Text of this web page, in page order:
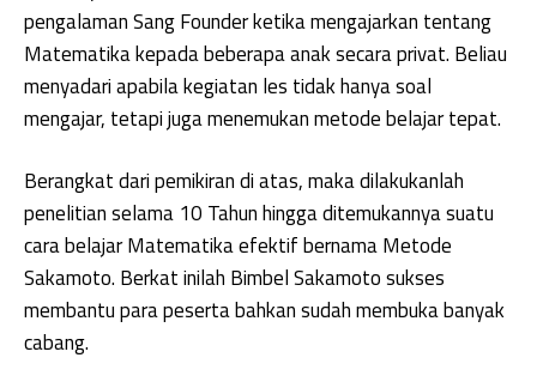
pengalaman Sang Founder ketika mengajarkan tentang
Matematika kepada beberapa anak secara privat. Beliau
menyadari apabila kegiatan les tidak hanya soal
mengajar, tetapi juga menemukan metode belajar tepat.
Berangkat dari pemikiran di atas, maka dilakukanlah
penelitian selama 10 Tahun hingga ditemukannya suatu
cara belajar Matematika efektif bernama Metode
Sakamoto. Berkat inilah Bimbel Sakamoto sukses
membantu para peserta bahkan sudah membuka banyak
cabang.